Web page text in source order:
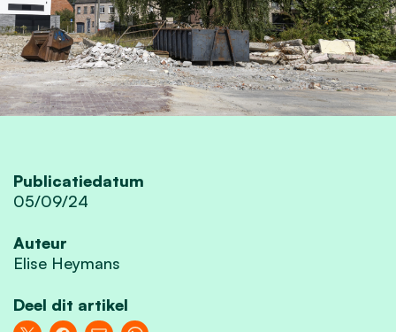
Publicatiedatum
05/09/24
Auteur
Elise Heymans
Deel dit artikel